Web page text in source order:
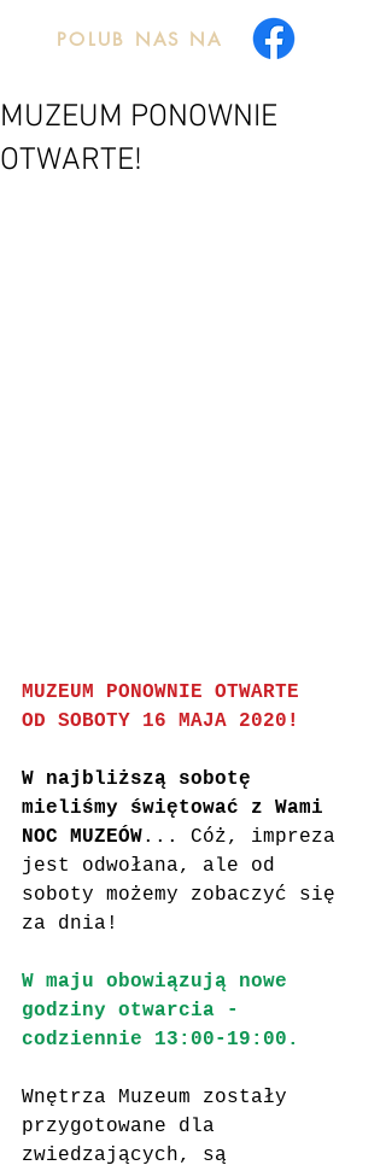
POLUB NAS NA
MUZEUM PONOWNIE
OTWARTE!
MUZEUM PONOWNIE OTWARTE
OD SOBOTY 16 MAJA 2020!
W najbliższą sobotę
mieliśmy świętować z Wami
NOC MUZEÓW... Cóż, impreza
jest odwołana, ale od
soboty możemy zobaczyć się
za dnia!
W maju obowiązują nowe
godziny otwarcia -
codziennie 13:00-19:00.
Wnętrza Muzeum zostały
przygotowane dla
zwiedzających, są